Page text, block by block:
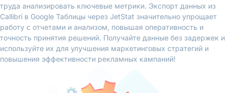
труда анализировать ключевые метрики. Экспорт данных из
Callibri в Google Таблицы через JetStat значительно упрощает
работу с отчетами и анализом, повышая оперативность и
точность принятия решений. Получайте данные без задержек и
используйте их для улучшения маркетинговых стратегий и
повышения эффективности рекламных кампаний!